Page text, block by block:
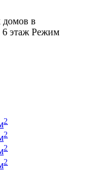
домов в
этаж Режим
2
2
2
2